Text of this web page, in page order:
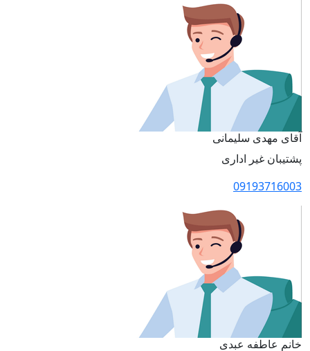
آقای مهدی سلیمانی
پشتیبان غیر اداری
09193716003
خانم عاطفه عبدی